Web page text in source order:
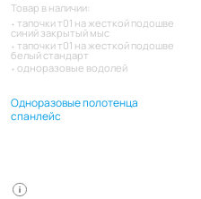
Товар в наличии:
тапочки т01 на жесткой подошве
синий закрытый мыс
тапочки т01 на жесткой подошве
белый стандарт
одноразовые водолей
Одноразовые полотенца
спанлейс